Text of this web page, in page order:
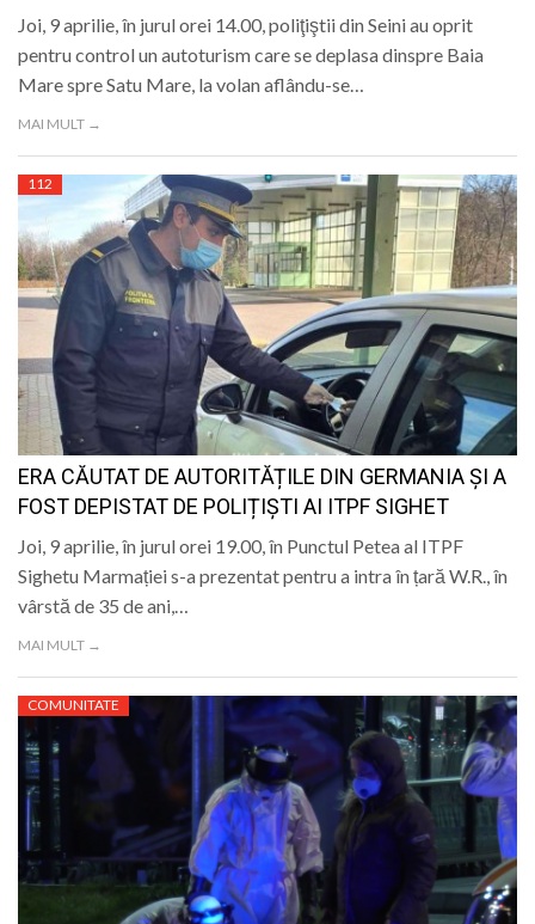
Joi, 9 aprilie, în jurul orei 14.00, poliţiştii din Seini au oprit
pentru control un autoturism care se deplasa dinspre Baia
Mare spre Satu Mare, la volan aflându-se…
MAI MULT →
112
ERA CĂUTAT DE AUTORITĂȚILE DIN GERMANIA ȘI A
FOST DEPISTAT DE POLIȚIȘTI AI ITPF SIGHET
Joi, 9 aprilie, în jurul orei 19.00, în Punctul Petea al ITPF
Sighetu Marmației s-a prezentat pentru a intra în țară W.R., în
vârstă de 35 de ani,…
MAI MULT →
COMUNITATE